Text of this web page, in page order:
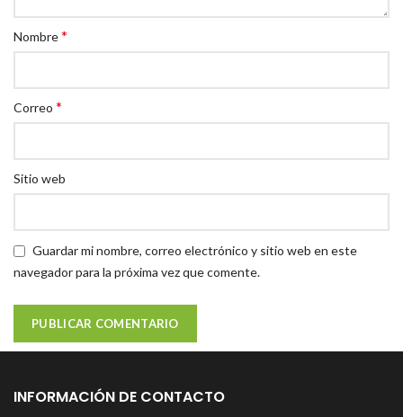
Nombre*
Correo *
Sitio web
Guardar mi nombre, correo electrónico y sitio web en este
navegador para la próxima vez que comente.
INFORMACIÓN DE CONTACTO